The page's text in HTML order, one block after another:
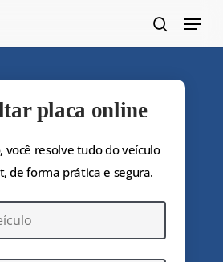
Menu
placa online
você resolve tudo do veículo
de forma prática e segura.